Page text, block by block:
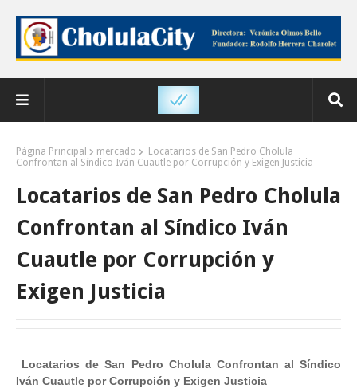
Página Principal mercado
Locatarios de San Pedro Cholula
Confrontan al Síndico Iván Cuautle por Corrupción y Exigen Justicia
Locatarios de San Pedro Cholula
Confrontan al Síndico Iván
Cuautle por Corrupción y
Exigen Justicia
Locatarios de San Pedro Cholula Confrontan al Síndico
Iván Cuautle por Corrupción y Exigen Justicia